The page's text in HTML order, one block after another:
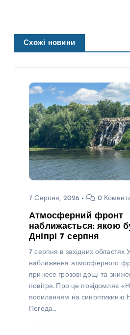
Схожі новини
7 Серпня, 2026 0
Атмосферний фронт
наближається: якою
Дніпрі 7 серпня
7 серпня в західних областях
наближення атмосферного
принесе грозові дощі та
повітря. Про це повідомляє
посиланням на синоптикиню
Погода…